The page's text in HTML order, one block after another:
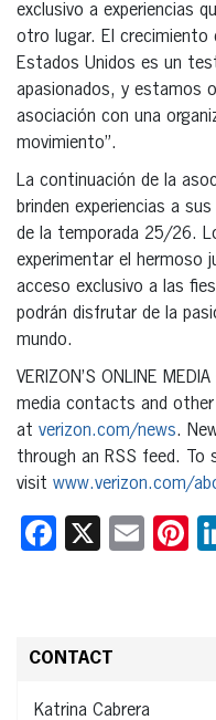
exclusivo a experiencias
otro lugar. El crecimiento
Estados Unidos es un
apasionados, y estamos
asociación con una
movimiento”.
La continuación de la
brinden experiencias a
de la temporada 25/26.
experimentar el hermoso
acceso exclusivo a las
podrán disfrutar de la
mundo.
VERIZON’S ONLINE
media contacts and other
at verizon.com/news.
through an RSS feed. To
visit www.verizon.com/
Facebook
X
CONTACT
Katrina Cabrera